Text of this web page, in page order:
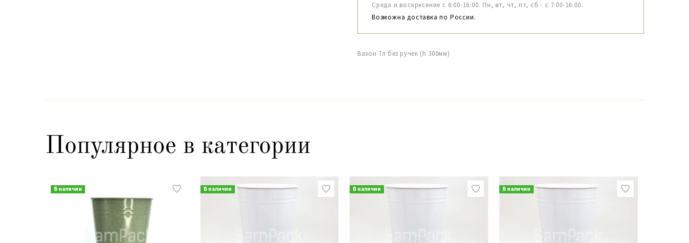
Среда и воскресение с 6:00-16:00. Пн, вт, чт, пт, сб - с 7:00-16:00.
Возможна доставка по России.
Вазон 7л без ручек (h 300мм)
Популярное в категории
В наличии В наличии В наличии В наличии